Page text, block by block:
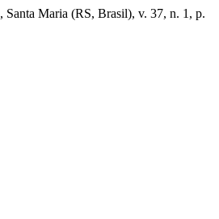
, Santa Maria (RS, Brasil), v. 37, n. 1, p.